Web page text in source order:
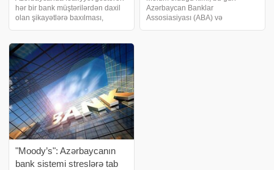
hər bir bank müştərilərdən daxil
olan şikayətlərə baxılması,
üçün müstəqil şikayətlərə
baxılması funksiyasını
formalaşdıracaq
Azərbaycan Banklar
Assosiasiyası (ABA) və
"Moody’s": Azərbaycanın
bank sistemi streslərə tab